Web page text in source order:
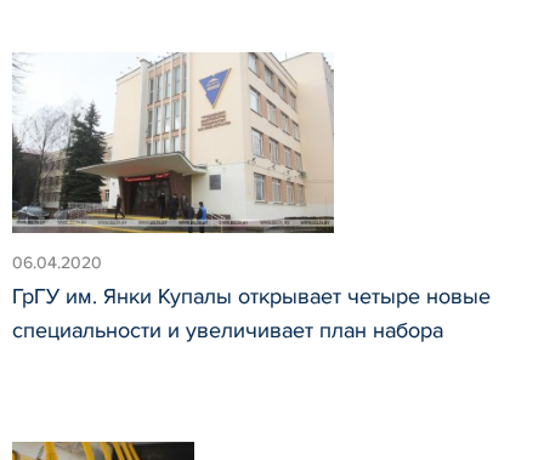
06.04.2020
ГрГУ им. Янки Купалы открывает четыре новые
специальности и увеличивает план набора